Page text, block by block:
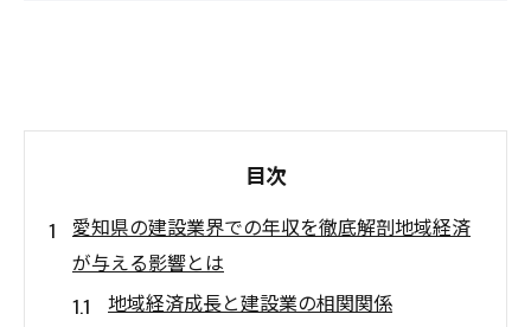
目次
愛知県の建設業界での年収を徹底解剖地域経済
が与える影響とは
地域経済成長と建設業の相関関係